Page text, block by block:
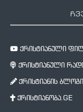
ქრისტიანული
ქრისტიანული
ქრისტიანის ბლოგი
ქრისტიანობა.GE